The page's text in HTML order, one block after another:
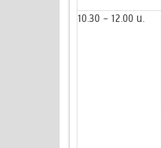
10.30 – 12.00 น.